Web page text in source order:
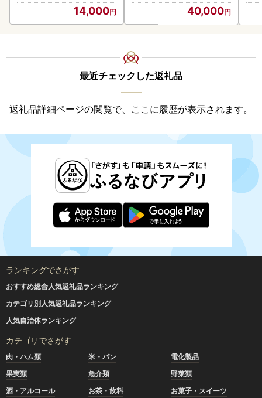
14,000 40,000
最近チェックした返礼品
返礼品詳細ページの閲覧で、ここに履歴が表示されます。
ランキングでさがす
おすすめ総合人気返礼品ランキング
カテゴリ別人気返礼品ランキング
人気自治体ランキング
カテゴリでさがす
肉・ハム類 米・パン
電化製品
果実類
魚介類
野菜類
酒・アルコール
お茶・飲料
お菓子・スイーツ